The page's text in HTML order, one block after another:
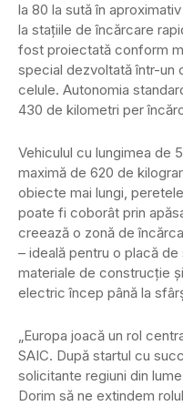
la 80 la sută în
la stațiile de încărcare
fost proiectată conform
special dezvoltată într-un
celule. Autonomia
430 de kilometri per
Vehiculul cu lungimea de
maximă de 620 de
obiecte mai lungi,
poate fi coborât prin
creează o zonă de
– ideală pentru o placă
materiale de construcție
electric încep până la
„Europa joacă un rol
SAIC. După startul cu
solicitante regiuni din
Dorim să ne extindem